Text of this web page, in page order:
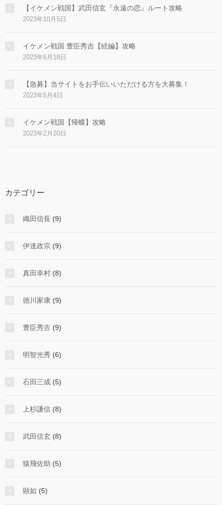
【イケメン戦国】武田信玄『永遠の恋』ルート攻略
2023年10月5日
イケメン戦国 豊臣秀吉【続編】攻略
2023年6月18日
【急募】当サイトをお手伝いいただける方を大募集！
2023年5月4日
イケメン戦国【帰蝶】攻略
2023年2月20日
カテゴリー
織田信長 (9)
伊達政宗 (9)
真田幸村 (8)
徳川家康 (9)
豊臣秀吉 (9)
明智光秀 (6)
石田三成 (5)
上杉謙信 (8)
武田信玄 (8)
猿飛佐助 (5)
顕如 (5)